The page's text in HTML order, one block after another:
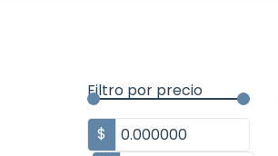
Filtro por precio
$